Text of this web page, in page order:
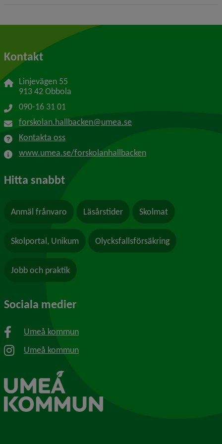
Kontakt
Linjevägen 55
913 42 Obbola
090-16 31 01
forskolan.hallbacken@umea.se
Kontakta oss
www.umea.se/forskolanhallbacken
Hitta snabbt
Anmäl frånvaro Läsårstider Skolmat
Skolportal, Unikum Olycksfallsförsäkring
Jobb och praktik
Sociala medier
Umeå kommun
Umeå kommun